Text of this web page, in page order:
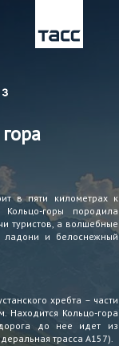
в пяти километрах к
горы породила
туристов, а волшебные
ладони и белоснежный
хребта – части
Находится Кольцо-гора
до нее идет из
трасса А157).